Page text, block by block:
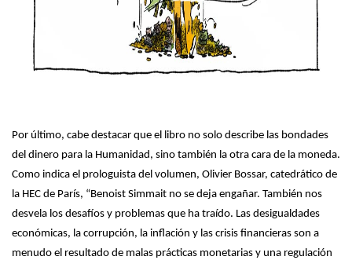
Por último, cabe destacar que el libro no solo describe las bondades
del dinero para la Humanidad, sino también la otra cara de la moneda.
Como indica el prologuista del volumen, Olivier Bossar, catedrático de
la HEC de París, “Benoist Simmait no se deja engañar. También nos
desvela los desafíos y problemas que ha traído. Las desigualdades
económicas, la corrupción, la inflación y las crisis financieras son a
menudo el resultado de malas prácticas monetarias y una regulación